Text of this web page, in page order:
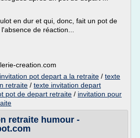
en dur et qui, donc, fait un pot de
de réaction...
creation.com
pot depart a la retraite / texte
retraite / texte invitation depart
pot de depart retraite / invitation pour
retraite humour -